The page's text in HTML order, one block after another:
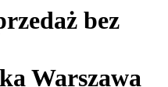
bez
Warszawa